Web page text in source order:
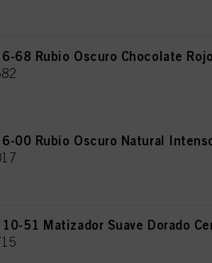
6-68 Rubio Oscuro Chocolate
6-00 Rubio Oscuro Natural
10-51 Matizador Suave Dorado